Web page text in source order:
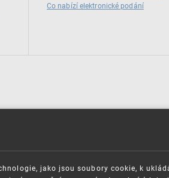
Co nabízí elektronické podání
jako jsou soubory cookie, k